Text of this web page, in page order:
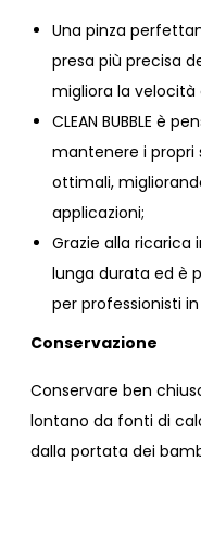
Una pinza
presa più precisa
migliora la velocità
CLEAN BUBBLE è
mantenere i propri
ottimali,
applicazioni;
Grazie alla ricarica
lunga durata ed è
per professionisti
Conservazione
Conservare ben
lontano da fonti di
dalla portata dei